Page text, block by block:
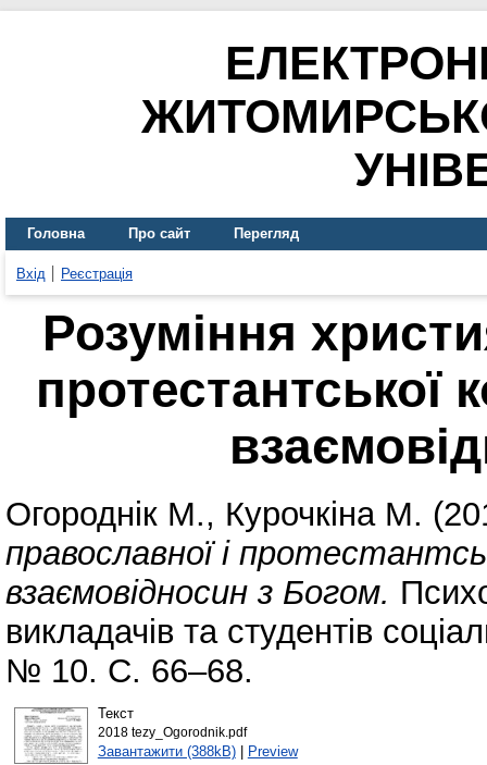
Головна Про сайт Перегляд
Вхід Реєстрація
Розуміння
протестантської
Огороднік М., Курочкіна М.
православної і
взаємовідносин з Богом.
викладачів та студентів
№ 10. С. 66–68.
Текст
2018 tezy_Ogorodnik.pdf
Завантажити (388kB)| Preview